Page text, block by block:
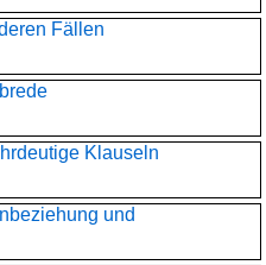
Fällen
Klauseln
und